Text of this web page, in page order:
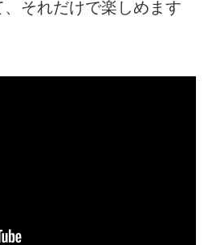
それだけで楽しめます